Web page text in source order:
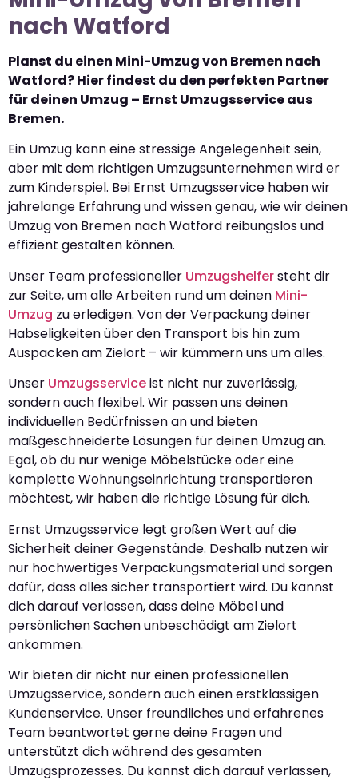
nach Watford
Planst du einen Mini-Umzug von Bremen nach
Watford? Hier findest du den perfekten Partner
für deinen Umzug – Ernst Umzugsservice aus
Bremen.
Ein Umzug kann eine stressige Angelegenheit sein,
aber mit dem richtigen Umzugsunternehmen wird er
zum Kinderspiel. Bei Ernst Umzugsservice haben wir
jahrelange Erfahrung und wissen genau, wie wir deinen
Umzug von Bremen nach Watford reibungslos und
effizient gestalten können.
Unser Team professioneller Umzugshelfersteht dir
zur Seite, um alle Arbeiten rund um deinen Mini-
Umzug zu erledigen. Von der Verpackung deiner
Habseligkeiten über den Transport bis hin zum
Auspacken am Zielort – wir kümmern uns um alles.
Unser Umzugsserviceist nicht nur zuverlässig,
sondern auch flexibel. Wir passen uns deinen
individuellen Bedürfnissen an und bieten
maßgeschneiderte Lösungen für deinen Umzug an.
Egal, ob du nur wenige Möbelstücke oder eine
komplette Wohnungseinrichtung transportieren
möchtest, wir haben die richtige Lösung für dich.
Ernst Umzugsservice legt großen Wert auf die
Sicherheit deiner Gegenstände. Deshalb nutzen wir
nur hochwertiges Verpackungsmaterial und sorgen
dafür, dass alles sicher transportiert wird. Du kannst
dich darauf verlassen, dass deine Möbel und
persönlichen Sachen unbeschädigt am Zielort
ankommen.
Wir bieten dir nicht nur einen professionellen
Umzugsservice, sondern auch einen erstklassigen
Kundenservice. Unser freundliches und erfahrenes
Team beantwortet gerne deine Fragen und
unterstützt dich während des gesamten
Umzugsprozesses. Du kannst dich darauf verlassen,